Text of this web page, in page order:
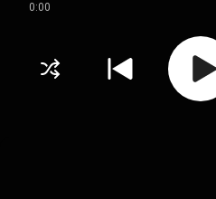
0:00